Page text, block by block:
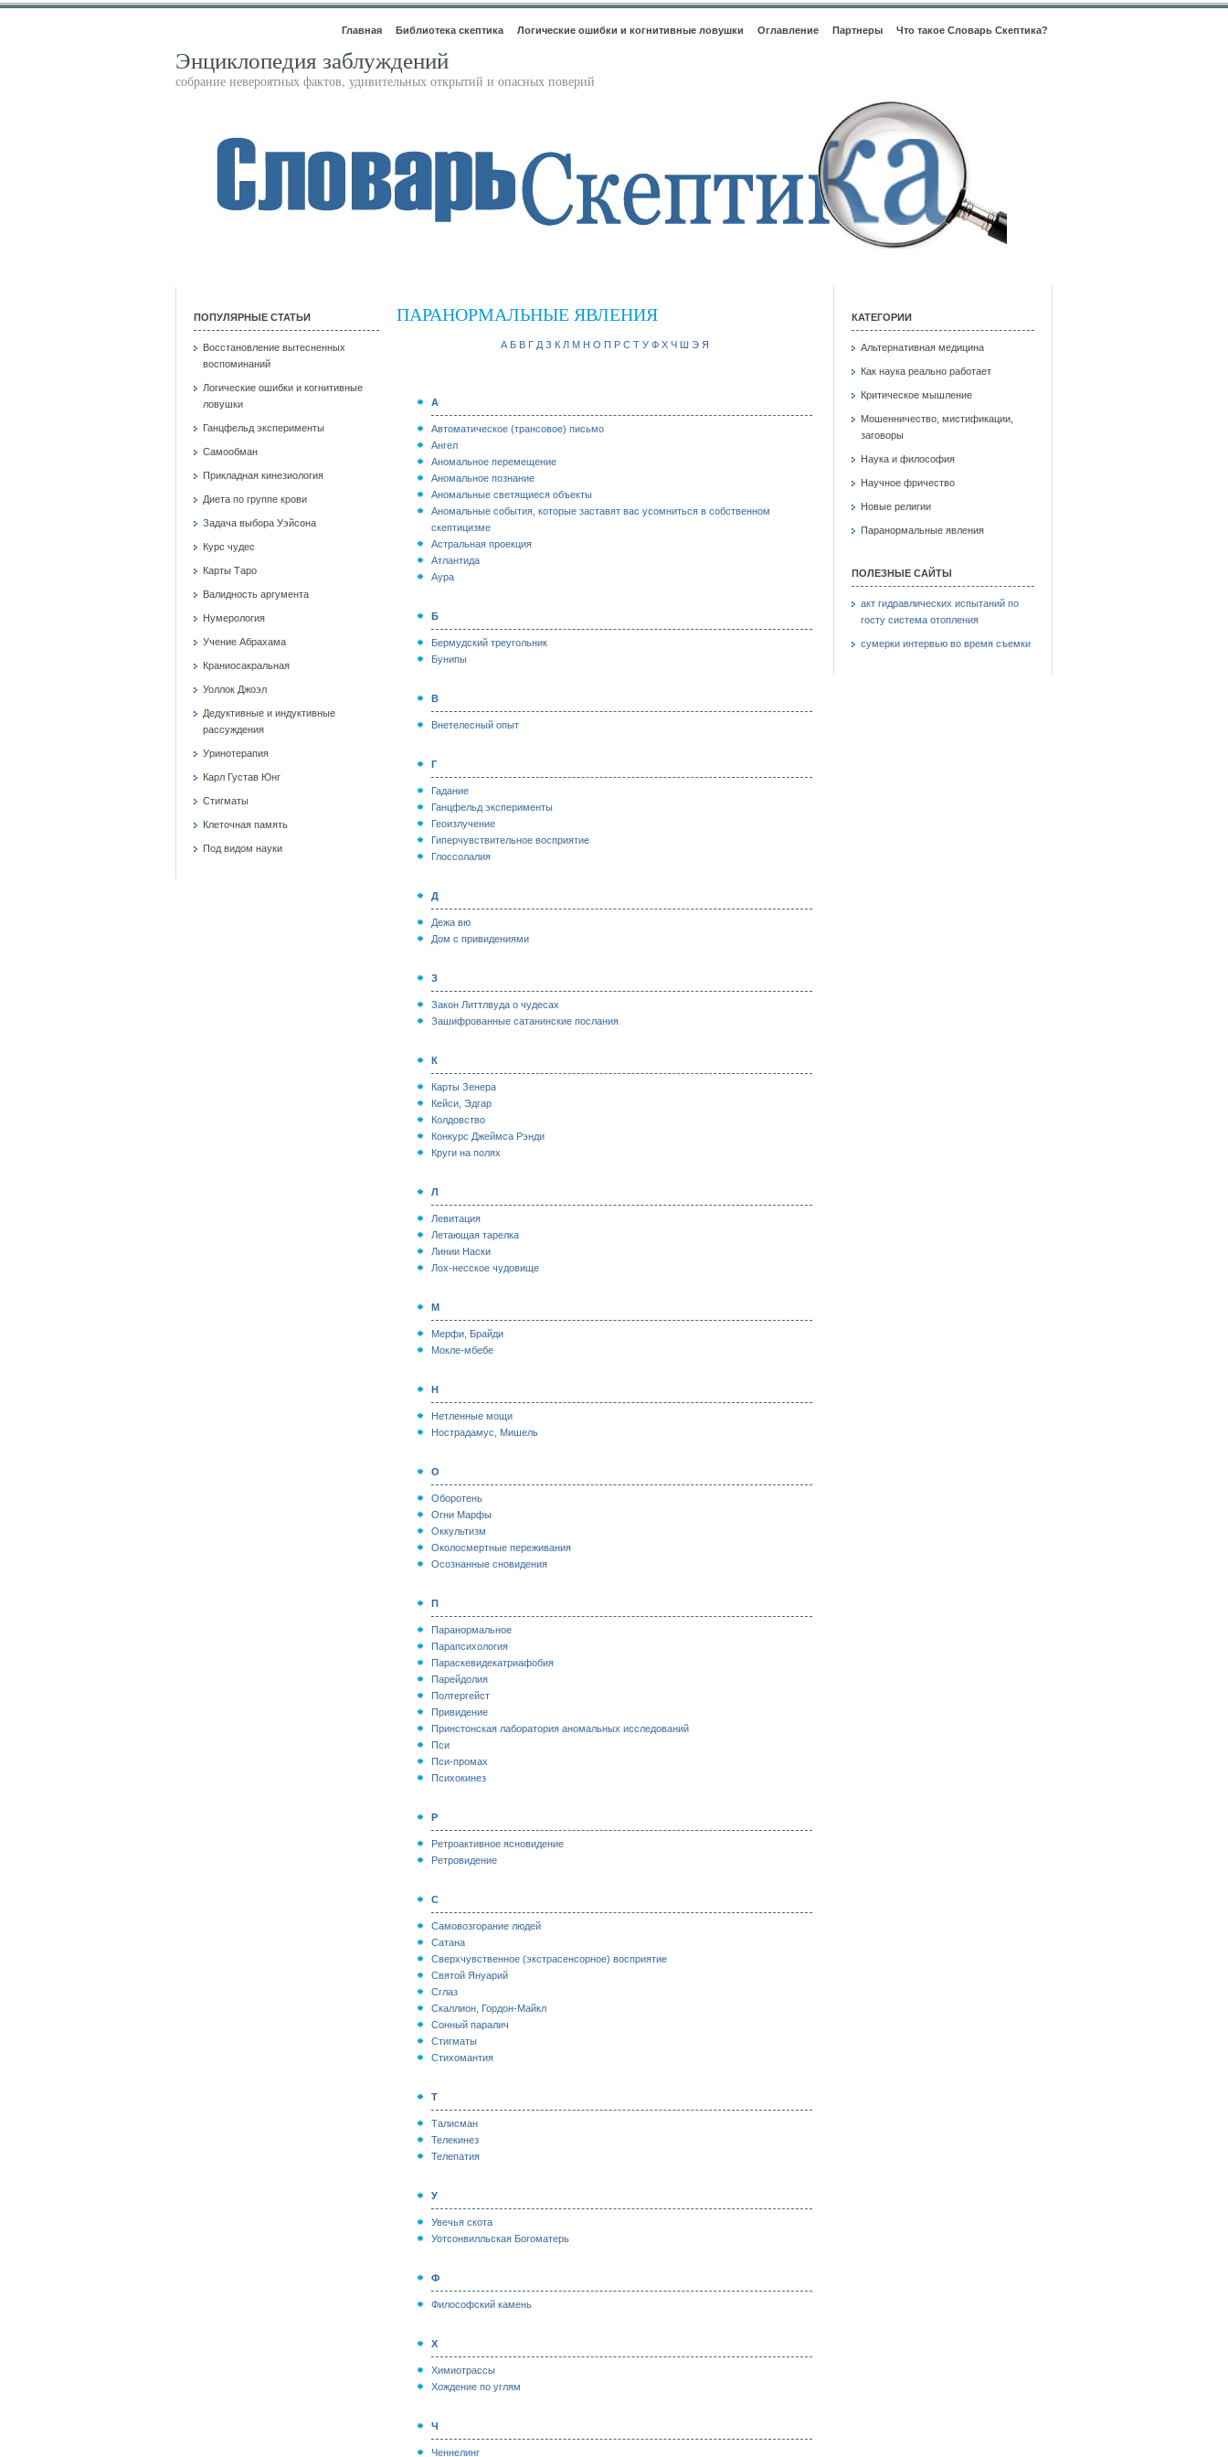
Главная Библиотека скептика Логические ошибки и когнитивные ловушки Оглавление Партнеры Что такое Словарь Скептика?
Энциклопедия заблуждений
собрание невероятных фактов, удивительных открытий и опасных поверий
ПОПУЛЯРНЫЕ СТАТЬИ
Восстановление вытесненных
воспоминаний
Логические ошибки и когнитивные
ловушки
Ганцфельд эксперименты
Самообман
Прикладная кинезиология
Диета по группе крови
Задача выбора Уэйсона
Курс чудес
Карты Таро
Валидность аргумента
Нумерология
Учение Абрахама
Краниосакральная
Уоллок Джоэл
Дедуктивные и индуктивные
рассуждения
Уринотерапия
Карл Густав Юнг
Стигматы
Клеточная память
Под видом науки
ПАРАНОРМАЛЬНЫЕ ЯВЛЕНИЯ
А Б В Г Д З К Л М Н О П Р С Т У Ф Х Ч Ш Э Я
А
Автоматическое (трансовое) письмо
Ангел
Аномальное перемещение
Аномальное познание
Аномальные светящиеся объекты
Аномальные события, которые заставят вас усомниться в собственном
скептицизме
Астральная проекция
Атлантида
Аура
Б
Бермудский треугольник
Бунипы
В
Внетелесный опыт
Г
Гадание
Ганцфельд эксперименты
Геоизлучение
Гиперчувствительное восприятие
Глоссолалия
Д
Дежа вю
Дом с привидениями
З
Закон Литтлвуда о чудесах
Зашифрованные сатанинские послания
К
Карты Зенера
Кейси, Эдгар
Колдовство
Конкурс Джеймса Рэнди
Круги на полях
Л
Левитация
Летающая тарелка
Линии Наски
Лох-несское чудовище
М
Мерфи, Брайди
Мокле-мбебе
Н
Нетленные мощи
Нострадамус, Мишель
О
Оборотень
Огни Марфы
Оккультизм
Околосмертные переживания
Осознанные сновидения
П
Паранормальное
Парапсихология
Параскевидекатриафобия
Парейдолия
Полтергейст
Привидение
Принстонская лаборатория аномальных исследований
Пси
Пси-промах
Психокинез
Р
Ретроактивное ясновидение
Ретровидение
С
Самовозгорание людей
Сатана
Сверхчувственное (экстрасенсорное) восприятие
Святой Януарий
Сглаз
Скаллион, Гордон-Майкл
Сонный паралич
Стигматы
Стихомантия
Т
Талисман
Телекинез
Телепатия
У
Увечья скота
Уотсонвилльская Богоматерь
Ф
Философский камень
Х
Химиотрассы
Хождение по углям
Ч
Ченнелинг
КАТЕГОРИИ
Альтернативная медицина
Как наука реально работает
Критическое мышление
Мошенничество, мистификации,
заговоры
Наука и философия
Научное фричество
Новые религии
Паранормальные явления
ПОЛЕЗНЫЕ САЙТЫ
акт гидравлических испытаний по
госту система отопления
сумерки интервью во время съемки